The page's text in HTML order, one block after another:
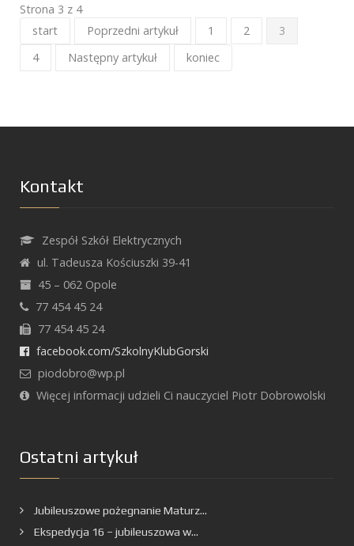
Strona 3 z 4
start
Poprzedni artykuł 1 2
3
4
Następny artykuł koniec
Kontakt
Zespół Szkół Elektrycznych
ul. Tadeusza Kościuszki 39-41
45 – 062 Opole
77 454 45 24
77 454 45 24
facebook.com/SzkolnyKlubGorski
piodobro@wp.pl
Więcej informacji udzieli Ci nauczyciel Piotr Dobrowolski
Ostatni artykuł
Jubileuszowe pożegnanie Maturz...
Ekspedycja 16 – jubileuszowa w...